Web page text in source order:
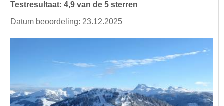
Testresultaat: 4,9 van de 5 sterren
Datum beoordeling: 23.12.2025